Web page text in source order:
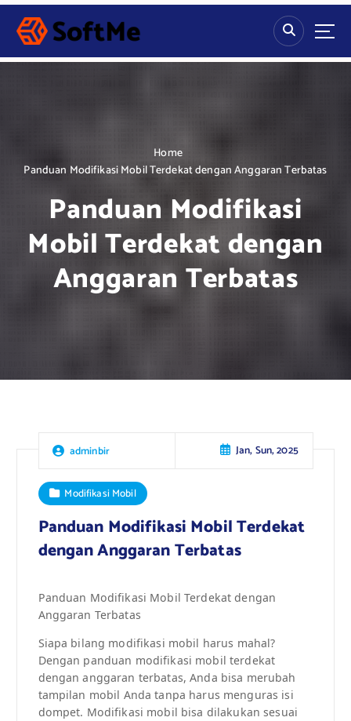
S
p
Home
Panduan Modifikasi Mobil Terdekat dengan Anggaran Terbatas
Panduan Modifikasi
Mobil Terdekat dengan
Anggaran Terbatas
adminbir Jan, Sun, 2025
Modifikasi Mobil
Panduan Modifikasi Mobil Terdekat
dengan Anggaran Terbatas
Panduan Modifikasi Mobil Terdekat dengan
Anggaran Terbatas
Siapa bilang modifikasi mobil harus mahal?
Dengan panduan modifikasi mobil terdekat
dengan anggaran terbatas, Anda bisa merubah
tampilan mobil Anda tanpa harus menguras isi
dompet. Modifikasi mobil bisa dilakukan sesuai